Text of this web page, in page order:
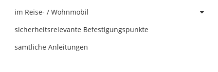
im Reise- / Wohnmobil
sicherheitsrelevante Befestigungspunkte
sämtliche Anleitungen